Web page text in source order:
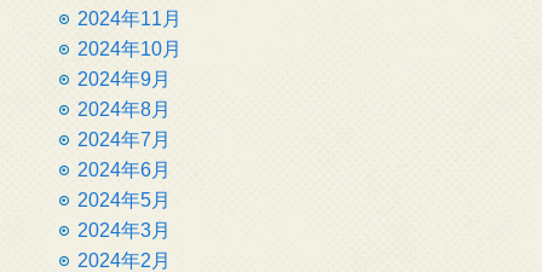
2024年11月
2024年10月
2024年9月
2024年8月
2024年7月
2024年6月
2024年5月
2024年3月
2024年2月